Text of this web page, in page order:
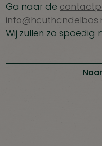
Ga naar de
Wij zullen zo spoedig